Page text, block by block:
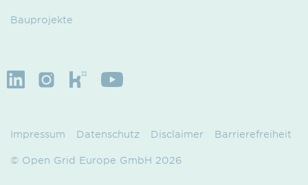
Bauprojekte
Impressum Datenschutz Disclaimer Barrierefreiheit
© Open Grid Europe GmbH 2026